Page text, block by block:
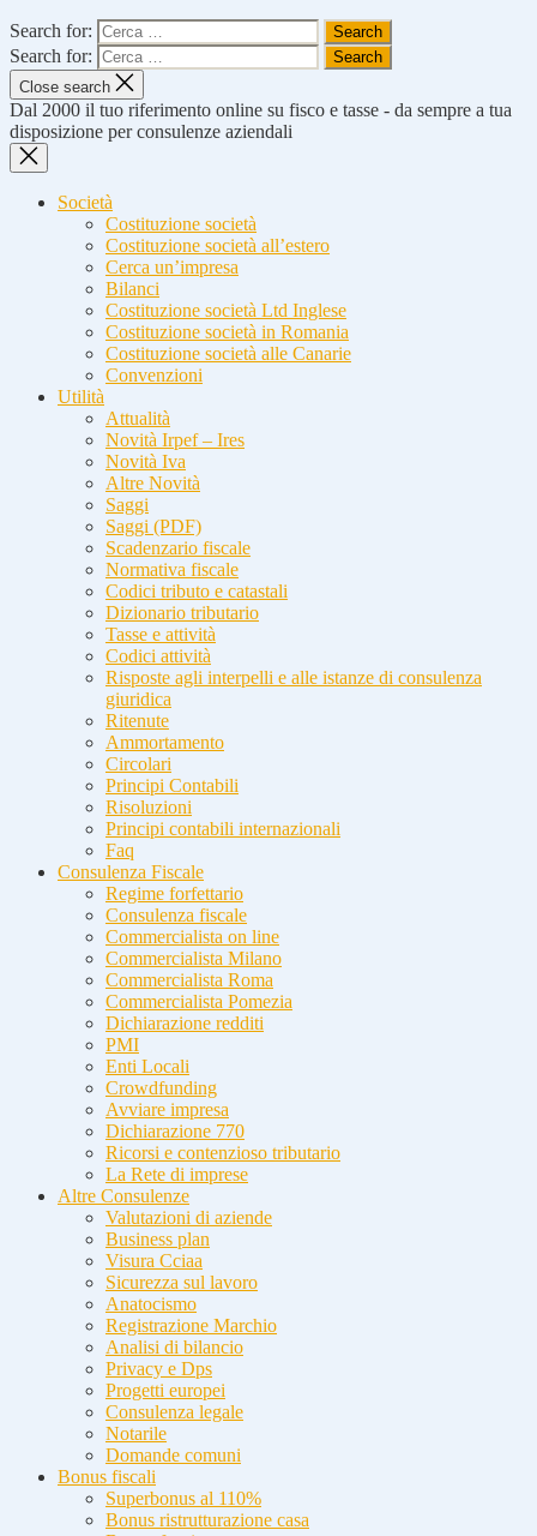
Search for:
Search for:
Close search
Dal 2000 il tuo riferimento online su fisco e tasse - da sempre a tua
disposizione per consulenze aziendali
Società
Costituzione società
Costituzione società all’estero
Cerca un’impresa
Bilanci
Costituzione società Ltd Inglese
Costituzione società in Romania
Costituzione società alle Canarie
Convenzioni
Utilità
Attualità
Novità Irpef – Ires
Novità Iva
Altre Novità
Saggi
Saggi (PDF)
Scadenzario fiscale
Normativa fiscale
Codici tributo e catastali
Dizionario tributario
Tasse e attività
Codici attività
Risposte agli interpelli e alle istanze di consulenza
giuridica
Ritenute
Ammortamento
Circolari
Principi Contabili
Risoluzioni
Principi contabili internazionali
Faq
Consulenza Fiscale
Regime forfettario
Consulenza fiscale
Commercialista on line
Commercialista Milano
Commercialista Roma
Commercialista Pomezia
Dichiarazione redditi
PMI
Enti Locali
Crowdfunding
Avviare impresa
Dichiarazione 770
Ricorsi e contenzioso tributario
La Rete di imprese
Altre Consulenze
Valutazioni di aziende
Business plan
Visura Cciaa
Sicurezza sul lavoro
Anatocismo
Registrazione Marchio
Analisi di bilancio
Privacy e Dps
Progetti europei
Consulenza legale
Notarile
Domande comuni
Bonus fiscali
Superbonus al 110%
Bonus ristrutturazione casa